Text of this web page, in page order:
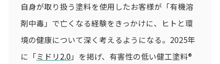
自身が取り扱う塗料を使用したお客様が「有機溶
剤中毒」で亡くなる経験をきっかけに、ヒトと環
境の健康について深く考えるようになる。2025年
に「ミドリ2.0 」を掲げ、有害性の低い健工塗料®